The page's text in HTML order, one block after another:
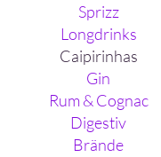
Sprizz
Longdrinks
Caipirinhas
Gin
Rum & Cognac
Digestiv
Brände